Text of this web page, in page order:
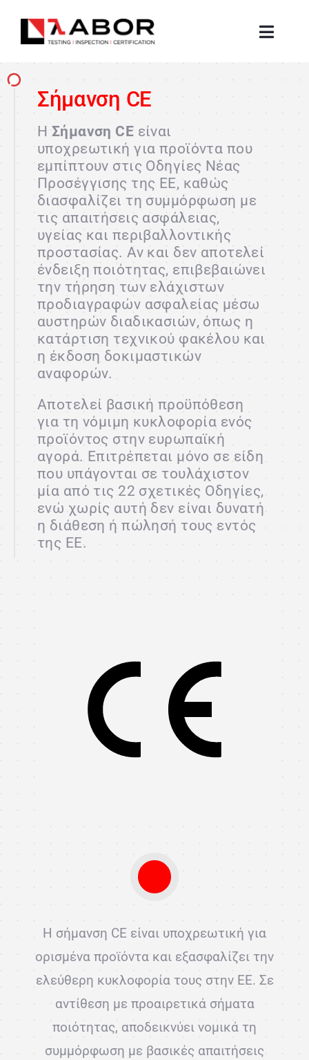
Toggle
ΑΡΧΙΚΗ
ΕΤΑΙΡEΙΑ
ΔΟΚΙΜΕΣ / CE
ΠΙΣΤΟΠΟΙΗΣΗ ΠΡΟΪΟΝΤΩΝ
ΕΚΠΑΙΔΕΥΣΗ
ΠΕΛΑΤΕΣ
ΕΠΙΚΟΙΝΩΝΙΑ
GR
Σήμανση CE
ΗΣήμανση CE είναι
υποχρεωτική για προϊόντα που
εμπίπτουν στις Οδηγίες Νέας
Προσέγγισης της ΕΕ, καθώς
διασφαλίζει τη συμμόρφωση με
τις απαιτήσεις ασφάλειας,
υγείας και περιβαλλοντικής
προστασίας. Αν και δεν αποτελεί
ένδειξη ποιότητας, επιβεβαιώνει
την τήρηση των ελάχιστων
προδιαγραφών ασφαλείας μέσω
αυστηρών διαδικασιών, όπως η
κατάρτιση τεχνικού φακέλου και
η έκδοση δοκιμαστικών
αναφορών.
Αποτελεί βασική προϋπόθεση
για τη νόμιμη κυκλοφορία ενός
προϊόντος στην ευρωπαϊκή
αγορά. Επιτρέπεται μόνο σε είδη
που υπάγονται σε τουλάχιστον
μία από τις 22 σχετικές Οδηγίες,
ενώ χωρίς αυτή δεν είναι δυνατή
η διάθεση ή πώλησή τους εντός
της ΕΕ.
Η σήμανση CE είναι υποχρεωτική για
ορισμένα προϊόντα και εξασφαλίζει την
ελεύθερη κυκλοφορία τους στην ΕΕ. Σε
αντίθεση με προαιρετικά σήματα
ποιότητας, αποδεικνύει νομικά τη
συμμόρφωση με βασικές απαιτήσεις